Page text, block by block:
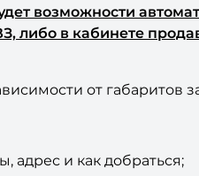
возможности
либо в кабинете
от габаритов
и как добраться;